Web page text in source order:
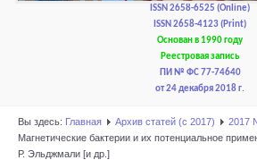
РЕДАКЦИОННАЯISSN 2658-6525 (Online)
ISSN 2658-4123 (Print)
Основан в 1990 году
Реестровая запись
ПИ № ФС 77-74640
от 24 декабря 2018 г.
Вы здесь: Главная Архив статей (с 2017) 2017
Магнетические бактерии и их потенциальное
Р. Эльджмали [и др.]